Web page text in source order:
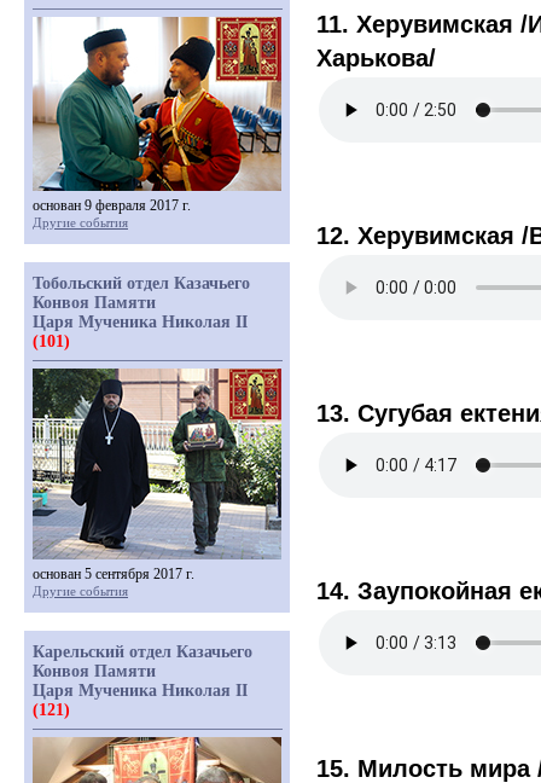
11. Херувимская
Харькова/
12. Херувимская /
13. Сугубая
14. Заупокойная
15. Милость
основан 9 февраля 2017 г.
Другие события
Тобольский отдел Казачьего
Конвоя Памяти
Царя Мученика Николая II
(101)
основан 5 сентября 2017 г.
Другие события
Карельский отдел Казачьего
Конвоя Памяти
Царя Мученика Николая II
(121)